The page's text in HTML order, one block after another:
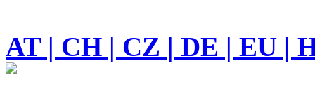
AT | CH | CZ | DE | EU |